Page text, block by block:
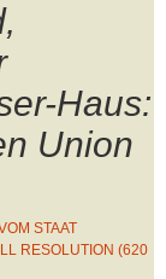
Haus:
Union
STAAT
RESOLUTION (620